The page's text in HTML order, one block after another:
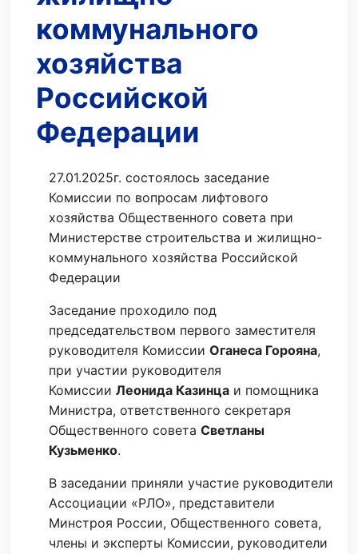
коммунального
хозяйства
Российской
Федерации
27.01.2025г. состоялось заседание
Комиссии по вопросам лифтового
хозяйства Общественного совета при
Министерстве строительства и жилищно-
коммунального хозяйства Российской
Федерации
Заседание проходило под
председательством первого заместителя
руководителя Комиссии Оганеса Горояна,
при участии руководителя
Комиссии Леонида Казинцаи помощника
Министра, ответственного секретаря
Общественного совета Светланы
Кузьменко.
В заседании приняли участие руководители
Ассоциации «РЛО», представители
Минстроя России, Общественного совета,
члены и эксперты Комиссии, руководители